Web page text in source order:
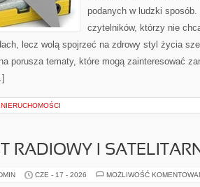
podanych w ludzki sposób.
czytelników, którzy nie
lecz wolą spojrzeć na zdrowy styl życia
porusza tematy, które mogą zainteresować
NIERUCHOMOŚCI
RADIOWY I
CZE - 17 - 2026 MOŻLIWOŚĆ